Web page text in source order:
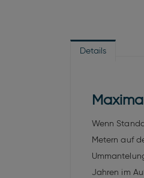
Details
Wenn
Metern auf
Jahren im